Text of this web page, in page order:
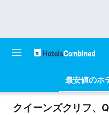
最安値のホ
クイーンズクリフ​、